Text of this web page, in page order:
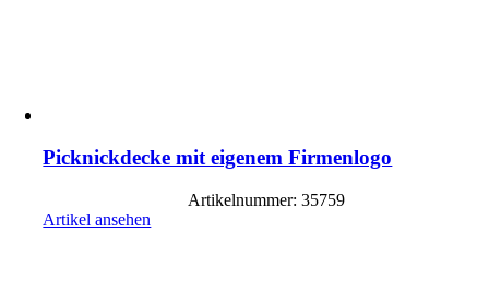
Picknickdecke mit eigenem Firmenlogo
Artikelnummer: 35759
Artikel ansehen